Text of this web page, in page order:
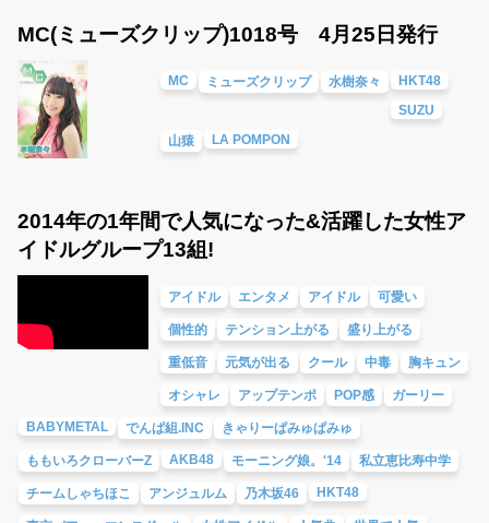
MC(ミューズクリップ)1018号 4月25日発行
MC ミューズクリップ 水樹奈々
HKT48
SUZU
山猿
LA POMPON
2014年の1年間で人気になった&活躍した女性ア
イドルグループ13組!
アイドル エンタメ アイドル 可愛い
個性的 テンション上がる 盛り上がる
重低音 元気が出る クール 中毒 胸キュン
オシャレ アップテンポ POP感 ガーリー
BABYMETAL でんぱ組.INC きゃりーぱみゅぱみゅ
ももいろクローバーZ AKB48 モーニング娘。'14 私立恵比寿中学
チームしゃちほこ アンジュルム 乃木坂46 HKT48